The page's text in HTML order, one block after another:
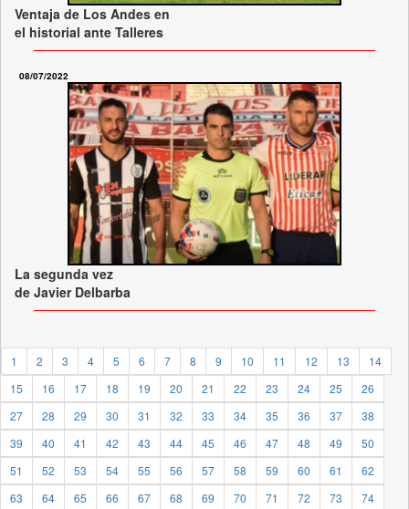
Ventaja de Los Andes en
el historial ante Talleres
08/07/2022
La segunda vez
de Javier Delbarba
1 2 3 4 5 6 7 8 9 10 11 12 13
14
15
16 17 18 19 20 21 22 23 24 25
26
27
28 29 30 31 32 33 34 35 36 37
38
39
40 41 42 43 44 45 46 47 48 49
50
51
52 53 54 55 56 57 58 59 60 61
62
63
64 65 66 67 68 69 70 71 72 73
74